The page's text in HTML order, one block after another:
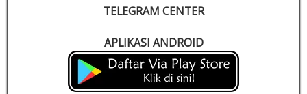
TELEGRAM CENTER
APLIKASI ANDROID